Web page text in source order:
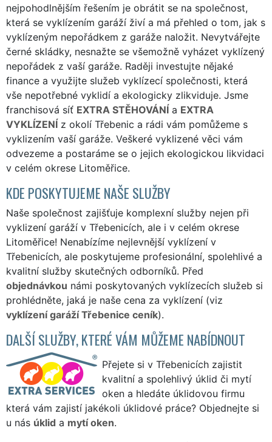
nejpohodlnějším řešením je obrátit se na společnost,
která se vyklízením garáží živí a má přehled o tom, jak s
vyklízeným nepořádkem z garáže naložit. Nevytvářejte
černé skládky, nesnažte se všemožně vyházet vyklízený
nepořádek z vaší garáže. Raději investujte nějaké
finance a využijte služeb vyklízecí společnosti, která
vše nepotřebné vyklidí a ekologicky zlikviduje. Jsme
franchisová síť EXTRA STĚHOVÁNÍ a EXTRA
VYKLÍZENÍ z okolí Třebenic a rádi vám pomůžeme s
vyklizením vaší garáže. Veškeré vyklizené věci vám
odvezeme a postaráme se o jejich ekologickou likvidaci
v celém okrese Litoměřice.
KDE POSKYTUJEME NAŠE SLUŽBY
Naše společnost zajišťuje komplexní služby nejen při
vyklizení garáží v Třebenicích, ale i v celém okrese
Litoměřice! Nenabízíme nejlevnější vyklízení v
Třebenicích, ale poskytujeme profesionální, spolehlivé a
kvalitní služby skutečných odborníků. Před
objednávkou námi poskytovaných vyklízecích služeb si
prohlédněte, jaká je naše cena za vyklízení (viz
vyklízení garáží Třebenice ceník).
DALŠÍ SLUŽBY, KTERÉ VÁM MŮŽEME NABÍDNOUT
Přejete si v Třebenicích zajistit
kvalitní a spolehlivý úklid či mytí
oken a hledáte úklidovou firmu
která vám zajistí jakékoli úklidové práce? Objednejte si
u nás úklid a mytí oken.